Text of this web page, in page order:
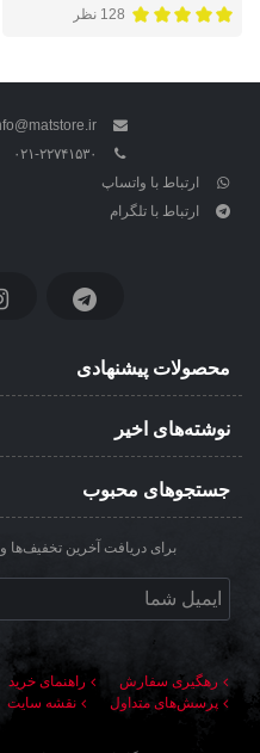
128 نظر
۰۲۱-۲۲۷۴۱۵۳۰
ارتباط با واتساپ
ارتباط با تلگرام
محصولات پیشنهادی
نوشته‌های اخیر
جستجوهای محبوب
برای دریافت آخرین تخفیف‌ها
رهگیری سفارش راهنمای خرید
پرسش‌های متداول
نقشه سایت